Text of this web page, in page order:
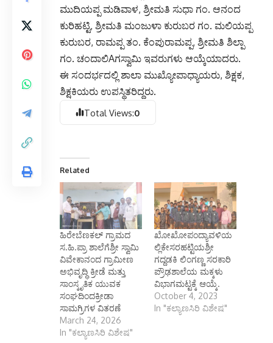
ಮುದಿಯಪ್ಪ ಮಡಿವಾಳ, ಶ್ರೀಮತಿ ಸುಧಾ ಗಂ. ಆನಂದ
ಕುರಿಹಟ್ಟಿ, ಶ್ರೀಮತಿ ಮಂಜುಳಾ ಕುರುಬರ ಗಂ. ಮಲಿಯಪ್ಪ
ಕುರುಬರ, ರಾಮಪ್ಪ ತಂ. ಕೆಂಪುರಾಮಪ್ಪ, ಶ್ರೀಮತಿ ಶಿಲ್ಪಾ
ಗಂ. ಚಂದಾಲಿAಗಸ್ವಾಮಿ ಇವರುಗಳು ಆಯ್ಕೆಯಾದರು.
ಈ ಸಂದರ್ಭದಲ್ಲಿ ಶಾಲಾ ಮುಖ್ಯೋಪಾಧ್ಯಾಯರು, ಶಿಕ್ಷಕ,
ಶಿಕ್ಷಕಿಯರು ಉಪಸ್ಥಿತರಿದ್ದರು.
Total Views:0
Related
ಹಿರೇಬೆಣಕಲ್‌ ಗ್ರಾಮದ
ಸ.ಹಿ.ಪ್ರಾ ಶಾಲೆಗೆಶ್ರೀ ಸ್ವಾಮಿ
ವಿವೇಕಾನಂದ ಗ್ರಾಮೀಣ
ಅಭಿವೃದ್ಧಿ ಕ್ರೀಡೆ ಮತ್ತು
ಸಾಂಸ್ಕೃತಿಕ ಯುವಕ
ಸಂಘದಿಂದಕ್ರೀಡಾ
ಸಾಮಗ್ರಿಗಳ ವಿತರಣೆ
March 24, 2026
In "ಕಲ್ಯಾಣಸಿರಿ ವಿಶೇಷ"
ಖೋಖೋಪಂದ್ಯಾವಳಿಯ
ಲ್ಲಿಕೇಸರಹಟ್ಟಿಯಶ್ರೀ
ಗದ್ದಡಕಿ ಲಿಂಗಣ್ಣ ಸರಕಾರಿ
ಪ್ರೌಢಶಾಲೆಯ ಮಕ್ಕಳು
ವಿಭಾಗಮಟ್ಟಕ್ಕೆ ಆಯ್ಕೆ.
October 4, 2023
In "ಕಲ್ಯಾಣಸಿರಿ ವಿಶೇಷ"